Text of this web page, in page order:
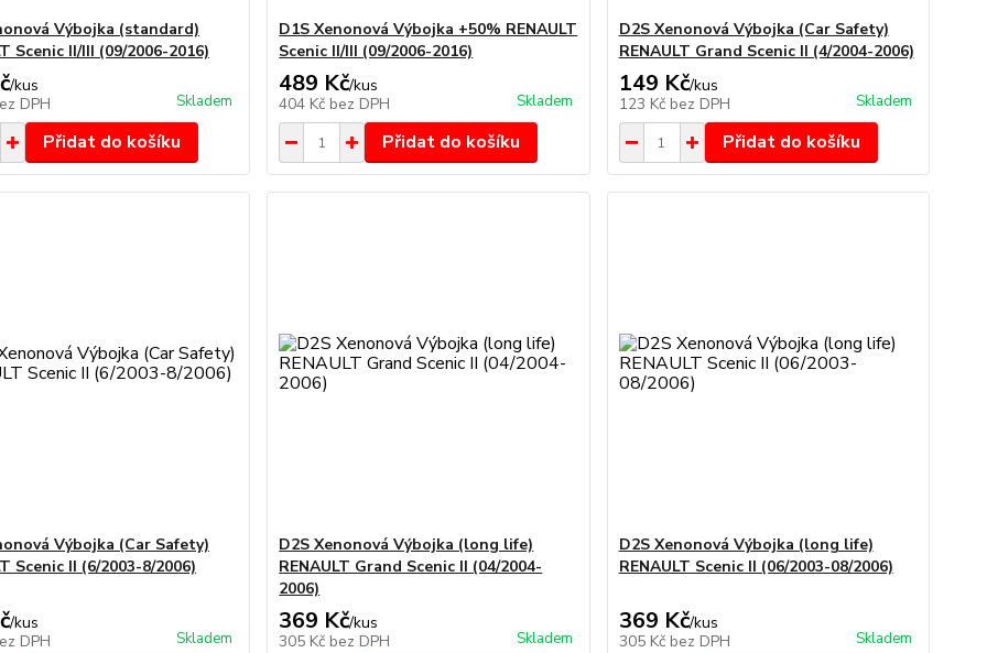
Výbojka (standard)
Scenic II/III (09/2006-2016)
/kus
DPH
Skladem
Přidat do košíku
D1S Xenonová Výbojka +50% RENAULT
Scenic II/III (09/2006-2016)
489 Kč/kus
404 Kč bez DPH Skladem
Přidat do košíku
D2S Xenonová Výbojka (Car Safety)
RENAULT Grand Scenic II (4/2004-2006)
149 Kč/kus
123 Kč bez DPH Skladem
Přidat do košíku
Výbojka (Car Safety)
Scenic II (6/2003-8/2006)
/kus
DPH
Skladem
D2S Xenonová Výbojka (long life)
RENAULT Grand Scenic II (04/2004-
2006)
369 Kč/kus
305 Kč bez DPH Skladem
D2S Xenonová Výbojka (long life)
RENAULT Scenic II (06/2003-08/2006)
369 Kč/kus
305 Kč bez DPH Skladem